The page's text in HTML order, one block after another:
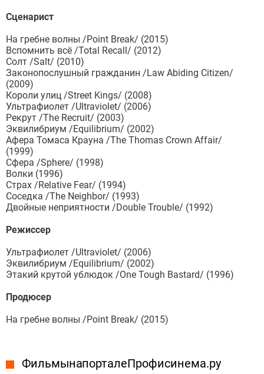
Сценарист
На гребне волны /Point Break/ (2015)
Вспомнить всё /Total Recall/ (2012)
Солт /Salt/ (2010)
Законопослушный гражданин /Law Abiding Citizen/
(2009)
Короли улиц /Street Kings/ (2008)
Ультрафиолет /Ultraviolet/ (2006)
Рекрут /The Recruit/ (2003)
Эквилибриум /Equilibrium/ (2002)
Афера Томаса Крауна /The Thomas Crown Affair/
(1999)
Сфера /Sphere/ (1998)
Волки (1996)
Страх /Relative Fear/ (1994)
Соседка /The Neighbor/ (1993)
Двойные неприятности /Double Trouble/ (1992)
Режиссер
Ультрафиолет /Ultraviolet/ (2006)
Эквилибриум /Equilibrium/ (2002)
Этакий крутой ублюдок /One Tough Bastard/ (1996)
Продюсер
На гребне волны /Point Break/ (2015)
Фильмы на портале Профисинема.ру